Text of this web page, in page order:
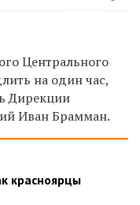
Центрального
на один час,
Дирекции
Иван Брамман.
красноярцы